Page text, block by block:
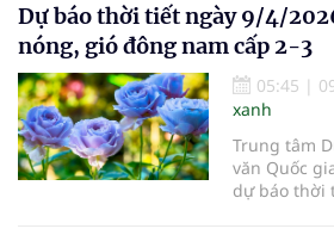
Dự báo thời tiết ngày 9/4/
nóng, gió đông nam cấp 2-3
05:45 |
xanh
Trung tâm
văn Quốc
dự báo thời